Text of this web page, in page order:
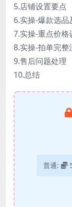
5.店铺设置要点
6.实操-爆款选品
7.实操-重点价格
8.实操-拍单完整
9.售后问题处理
10.总结
普通: